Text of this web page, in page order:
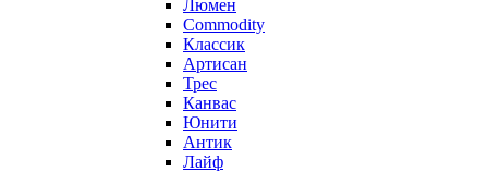
Люмен
Commodity
Классик
Артисан
Трес
Канвас
Юнити
Антик
Лайф